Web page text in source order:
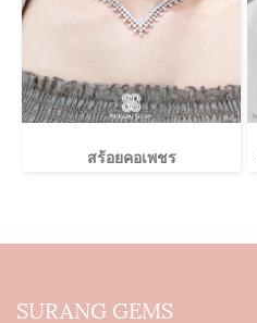
สร้อยคอเพชร
SURANG GEMS